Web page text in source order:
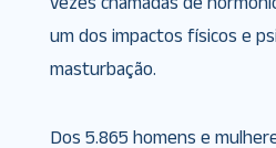
um dos impactos físicos e
masturbação.
Dos 5.865 homens e